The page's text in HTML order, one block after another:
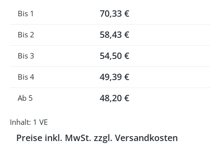
Bis 1 70,33 €
Bis2 58,43 €
Bis3 54,50 €
Bis4 49,39 €
Ab 5 48,20 €
Inhalt: 1 VE
Preise inkl. MwSt. zzgl. Versandkosten